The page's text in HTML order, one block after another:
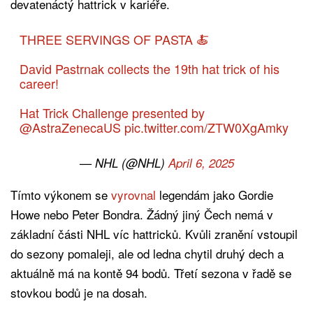
devatenáctý hattrick v kariéře.
THREE SERVINGS OF PASTA 🍝
David Pastrnak collects the 19th hat trick of his
career!
Hat Trick Challenge presented by
@AstraZenecaUS pic.twitter.com/ZTW0XgAmky
— NHL (@NHL) April 6, 2025
Tímto výkonem se vyrovnal legendám jako Gordie
Howe nebo Peter Bondra. Žádný jiný Čech nemá v
základní části NHL víc hattricků. Kvůli zranění vstoupil
do sezony pomaleji, ale od ledna chytil druhý dech a
aktuálně má na kontě 94 bodů. Třetí sezona v řadě se
stovkou bodů je na dosah.